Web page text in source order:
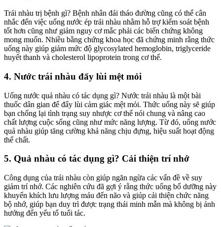
Trái nhàu trị bệnh gì? Bệnh nhân đái tháo đường cũng có thể cân
nhắc đến việc uống nước ép trái nhàu nhằm hỗ trợ kiểm soát bệnh
tốt hơn cũng như giảm nguy cơ mắc phải các biến chứng không
mong muốn. Nhiều bằng chứng khoa học đã chứng minh rằng thức
uống này giúp giảm mức độ glycosylated hemoglobin, triglyceride
huyết thanh và cholesterol lipoprotein trong cơ thể.
4. Nước trái nhàu đẩy lùi mệt mỏi
Uống nước quả nhàu có tác dụng gì? Nước trái nhàu là một bài
thuốc dân gian để đẩy lùi cảm giác mệt mỏi. Thức uống này sẽ giúp
bạn chống lại tình trạng suy nhược cơ thể nói chung và nâng cao
chất lượng cuộc sống cũng như mức năng lượng. Từ đó, uống nước
quả nhàu giúp tăng cường khả năng chịu đựng, hiệu suất hoạt động
thể chất.
5. Quả nhàu có tác dụng gì? Cải thiện trí nhớ
Công dụng của trái nhàu còn giúp ngăn ngừa các vấn đề về suy
giảm trí nhớ. Các nghiên cứu đã gợi ý rằng thức uống bổ dưỡng này
khuyến khích lưu lượng máu đến não và giúp cải thiện chức năng
bộ nhớ, giúp bạn duy trì được trạng thái minh mẫn mà không bị ảnh
hưởng đến yếu tố tuổi tác.